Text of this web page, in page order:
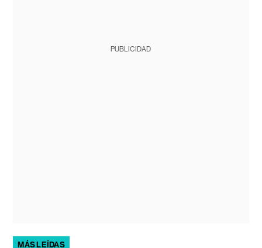
PUBLICIDAD
MÁS LEÍDAS